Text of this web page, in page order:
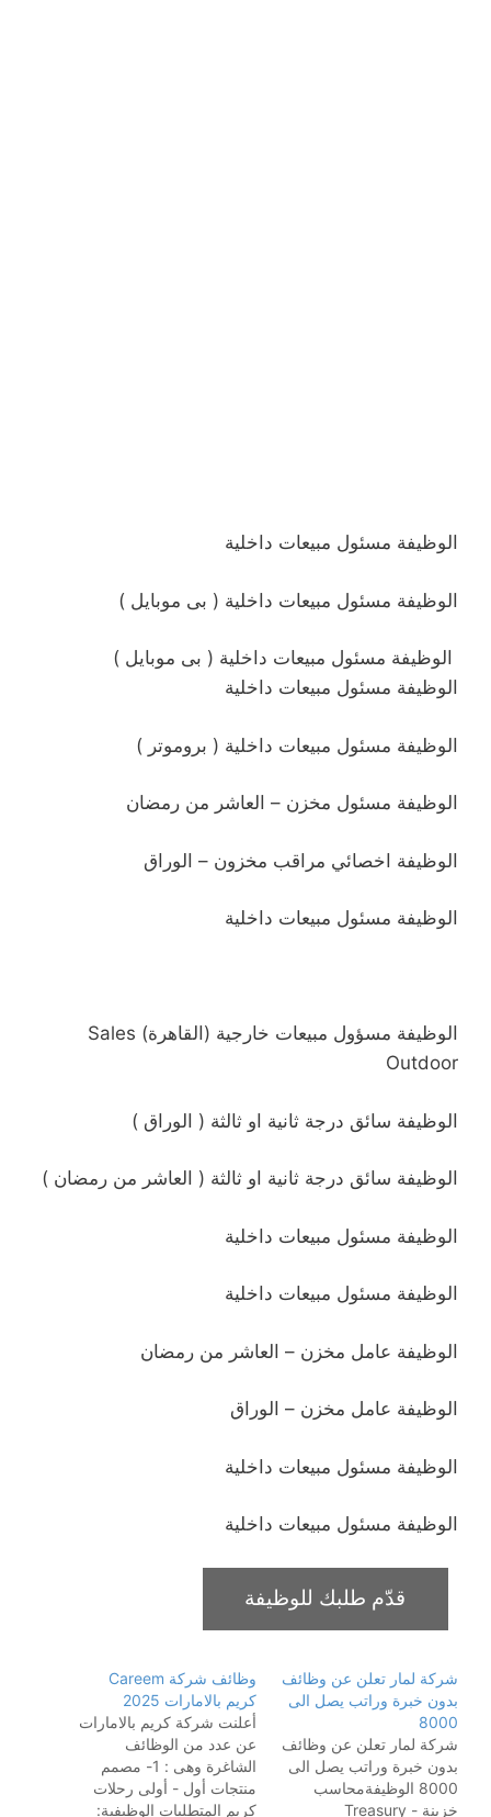
الوظيفة مسئول مبيعات داخلية
الوظيفة مسئول مبيعات داخلية ( بى موبايل )
الوظيفة مسئول مبيعات داخلية ( بى موبايل )
الوظيفة مسئول مبيعات داخلية
الوظيفة مسئول مبيعات داخلية ( بروموتر )
الوظيفة مسئول مخزن – العاشر من رمضان
الوظيفة اخصائي مراقب مخزون – الوراق
الوظيفة مسئول مبيعات داخلية
الوظيفة
مسؤول مبيعات خارجية (القاهرة) Sales
Outdoor
الوظيفة سائق درجة ثانية او ثالثة ( الوراق )
الوظيفة سائق درجة ثانية او ثالثة ( العاشر من رمضان )
الوظيفة مسئول مبيعات داخلية
الوظيفة مسئول مبيعات داخلية
الوظيفة عامل مخزن – العاشر من رمضان
الوظيفة عامل مخزن – الوراق
الوظيفة مسئول مبيعات داخلية
الوظيفة مسئول مبيعات داخلية
شركة لمار تعلن عن وظائف
بدون خبرة وراتب يصل الى
8000
شركة لمار تعلن عن وظائف
بدون خبرة وراتب يصل الى
8000 الوظيفةمحاسب
خزينة - Treasury
وظائف شركة Careem
كريم بالامارات 2025
أعلنت شركة كريم بالامارات
عن عدد من الوظائف
الشاغرة وهى : 1- مصمم
منتجات أول - أولى رحلات
كريم المتطلبات الوظيفية: